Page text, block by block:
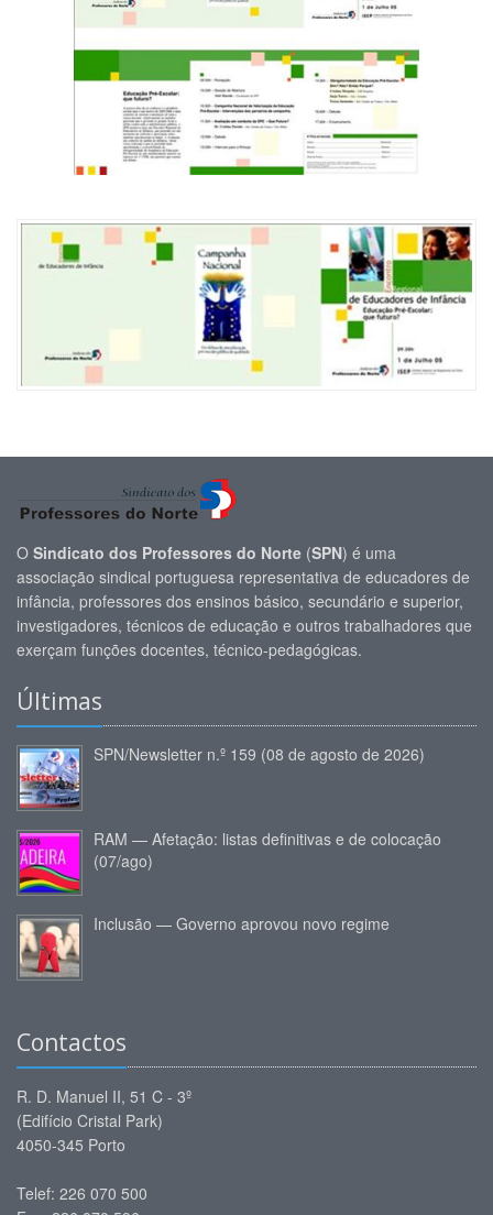
O Sindicato dos Professores do Norte (SPN) é uma
associação sindical portuguesa representativa de educadores de
infância, professores dos ensinos básico, secundário e superior,
investigadores, técnicos de educação e outros trabalhadores que
exerçam funções docentes, técnico-pedagógicas.
Últimas
SPN/Newsletter n.º 159 (08 de agosto de 2026)
RAM — Afetação: listas definitivas e de colocação
(07/ago)
Inclusão — Governo aprovou novo regime
Contactos
R. D. Manuel II, 51 C - 3º
(Edifício Cristal Park)
4050-345 Porto
Telef: 226 070 500